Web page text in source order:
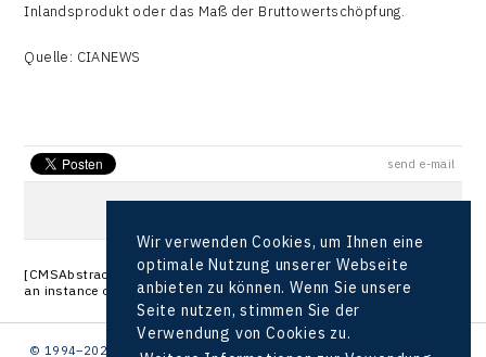
Inlandsprodukt oder das Maß der Bruttowertschöpfung.
Quelle: CIANEWS
send e-mail
[CMSAbstractTransformation.DataBind]: Object reference not set to
an instance of an object.
© 1994–2026 CzechInvest | .
Wir verwenden Cookies, um Ihnen eine
optimale Nutzung unserer Webseite
anbieten zu können. Wenn Sie unsere
Seite nutzen, stimmen Sie der
Verwendung von Cookies zu.